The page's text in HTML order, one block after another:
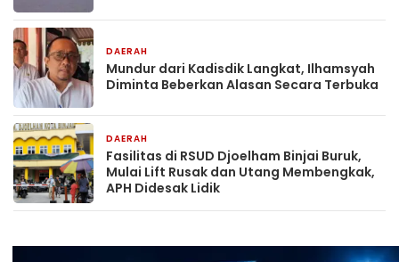
DAERAH
Mundur dari Kadisdik Langkat, Ilhamsyah
Diminta Beberkan Alasan Secara Terbuka
DAERAH
Fasilitas di RSUD Djoelham Binjai Buruk,
Mulai Lift Rusak dan Utang Membengkak,
APH Didesak Lidik